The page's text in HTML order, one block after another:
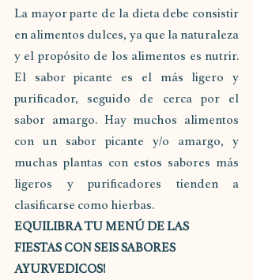
La mayor parte de la dieta debe consistir
en alimentos dulces, ya que la naturaleza
y el propósito de los alimentos es nutrir.
El sabor picante es el más ligero y
purificador, seguido de cerca por el
sabor amargo. Hay muchos alimentos
con un sabor picante y/o amargo, y
muchas plantas con estos sabores más
ligeros y purificadores tienden a
clasificarse como hierbas.
EQUILIBRA TU MENÚ DE LAS
FIESTAS CON SEIS SABORES
AYURVEDICOS!